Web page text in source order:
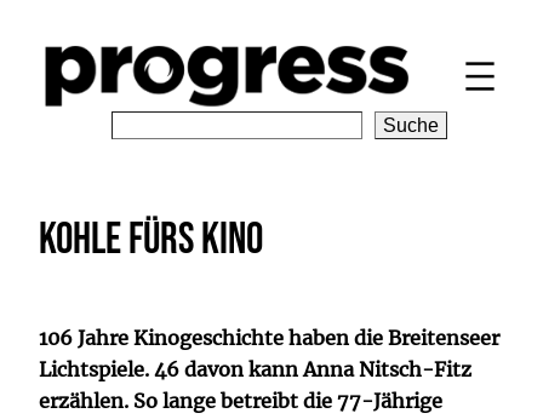
Inhalt
springen
c
h
Suche
Kohle fürs Kino
106 Jahre Kinogeschichte haben die Breitenseer
Lichtspiele. 46 davon kann Anna Nitsch-Fitz
erzählen. So lange betreibt die 77-Jährige